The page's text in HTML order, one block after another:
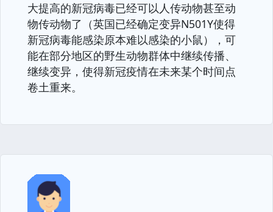
大提高的新冠病毒已经可以人传动物甚至动
物传动物了（英国已经确定变异N501Y使得
新冠病毒能感染原本难以感染的小鼠），可
能在部分地区的野生动物群体中继续传播、
继续变异，使得新冠疫情在未来某个时间点
卷土重来。